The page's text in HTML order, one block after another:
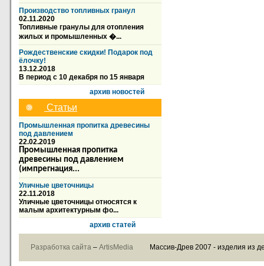
Производство топливных гранул
02.11.2020
Топливные гранулы для отопления
жилых и промышленных �...
Рождественские скидки! Подарок под
ёлочку!
13.12.2018
В период с 10 декабря по 15 января
архив новостей
Статьи
Промышленная пропитка древесины
под давлением
22.02.2019
Промышленная пропитка
древесины под давлением
(импрегнация...
Уличные цветочницы
22.11.2018
Уличные цветочницы относятся к
малым архитектурным фо...
архив статей
Разработка сайта – ArtisMedia Массив-Древ 2007 - изделия из